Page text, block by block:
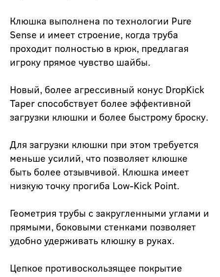
Клюшка выполнена по технологии Pure
Sense и имеет строение, когда труба
проходит полностью в крюк, предлагая
игроку прямое чувство шайбы.
Новый, более агрессивный конус DropKick
Taper способствует более эффективной
загрузки клюшки и более быстрому броску.
Для загрузки клюшки при этом требуется
меньше усилий, что позволяет клюшке
быть более отзывчивой. Клюшка имеет
низкую точку прогиба Low-Kick Point.
Геометрия трубы с закругленными углами и
прямыми, боковыми стенками позволяет
удобно удерживать клюшку в руках.
Цепкое противоскользящее покрытие